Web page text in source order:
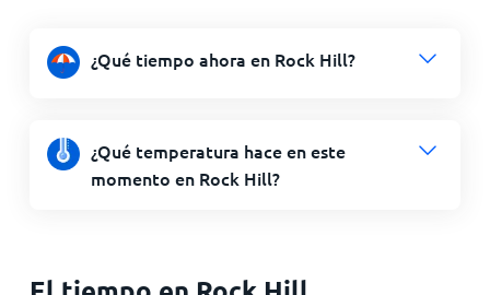
¿Qué tiempo ahora en Rock Hill?
¿Qué temperatura hace en este
momento en Rock Hill?